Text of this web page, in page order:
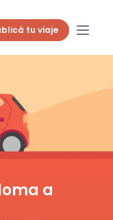
tu viaje
a